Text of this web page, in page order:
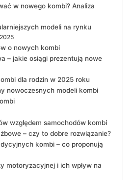
w nowego kombi? Analiza
modeli​ na rynku
o ⁣nowych kombi
– jakie osiągi prezentują nowe
dla rodzin w 2025 roku
nowoczesnych modeli kombi
względem samochodów kombi
– czy to ⁢dobre rozwiązanie?
kombi – co⁢ proponują
motoryzacyjnej ‌i ich ⁤wpływ na